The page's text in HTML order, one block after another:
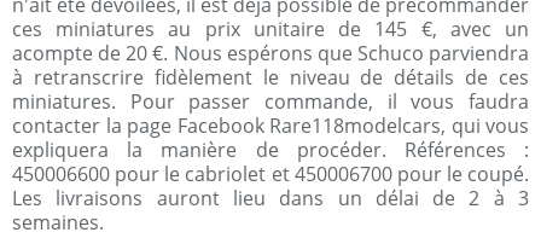
ces miniatures au prix unitaire de 145 €, avec un
acompte de 20 €. Nous espérons que Schuco parviendra
à retranscrire fidèlement le niveau de détails de ces
miniatures. Pour passer commande, il vous faudra
contacter la page Facebook Rare118modelcars, qui vous
expliquera la manière de procéder. Références :
450006600 pour le cabriolet et 450006700 pour le coupé.
Les livraisons auront lieu dans un délai de 2 à 3
semaines.